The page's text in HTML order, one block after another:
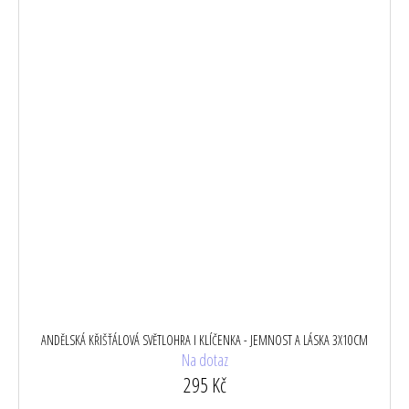
ANDĚLSKÁ KŘIŠŤÁLOVÁ SVĚTLOHRA I KLÍČENKA - JEMNOST A LÁSKA 3X10CM
Na dotaz
295 Kč